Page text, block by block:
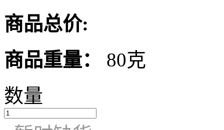
商品总价:
商品重量：
80克
数量